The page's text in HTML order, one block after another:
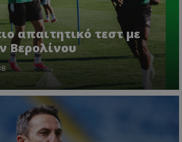
απαιτητικό τεστ με
Βερολίνου